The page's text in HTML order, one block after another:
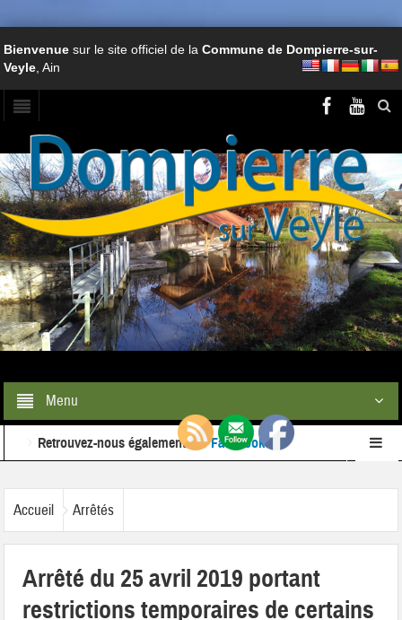
Bienvenuesur le site officiel de laCommune de Dompierre-sur-
Veyle , Ain
Menu
Retrouvez-nous également surFacebook
vous à notre newsletter
Accueil Arrêtés
Arrêté du 25 avril 2019 portant
restrictions temporaires de certains